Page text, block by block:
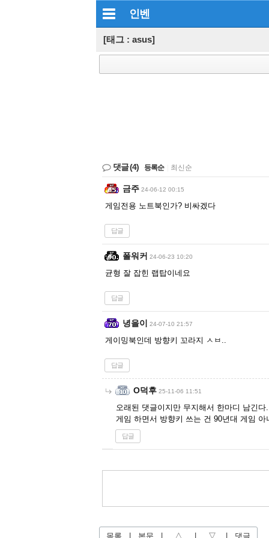
인벤
[태그 : asus]
댓글(4) 등록순 최신순
금주 24-06-12 00:15
게임전용 노트북인가? 비싸겠다
답글
폴워커 24-06-23 10:20
균형 잘 잡힌 랩탑이네요
답글
녕을이 24-07-10 21:57
게이밍북인데 방향키 꼬라지 ㅅㅂ..
답글
O덕후 25-11-06 11:51
오래된 댓글이지만 무지해서 한마디 남긴다.
게임 하면서 방향키 쓰는 건 90년대 게임 아
답글
목록 본문 △ ▽ 댓글